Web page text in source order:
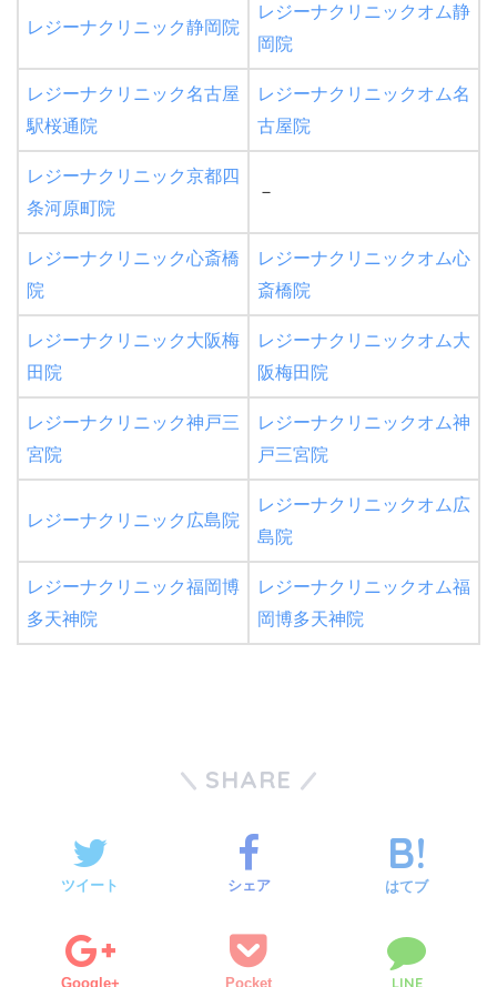
レジーナクリニック静岡院
レジーナクリニックオム静
岡院
レジーナクリニック名古屋
駅桜通院
レジーナクリニックオム名
古屋院
レジーナクリニック京都四
条河原町院
－
レジーナクリニック心斎橋
院
レジーナクリニックオム心
斎橋院
レジーナクリニック大阪梅
田院
レジーナクリニックオム大
阪梅田院
レジーナクリニック神戸三
宮院
レジーナクリニックオム神
戸三宮院
レジーナクリニック広島院
レジーナクリニックオム広
島院
レジーナクリニック福岡博
多天神院
レジーナクリニックオム福
岡博多天神院
SHARE
ツイート シェア はてブ
Google+ Pocket LINE